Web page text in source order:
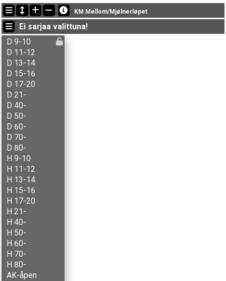
Viimeisimmät tulokset
11:52:05: Lars Skramstad (B-åpen 17-) maalissa ajalla 44:41 (4)
11:34:29: Terje Gudbrandsen (
11:27:28: Unn Aasterud (N2-åpen 17-) maalissa ajalla 24:24 (1)
KM Mellom/Mjølnerløpet
Ei sarjaa valittuna!
D 9-10
D 11-12
D 13-14
D 15-16
D 17-20
D 21-
D 40-
D 50-
D 60-
D 70-
D 80-
H 9-10
H 11-12
H 13-14
H 15-16
H 17-20
H 21-
H 40-
H 50-
H 60-
H 70-
H 80-
AK-åpen